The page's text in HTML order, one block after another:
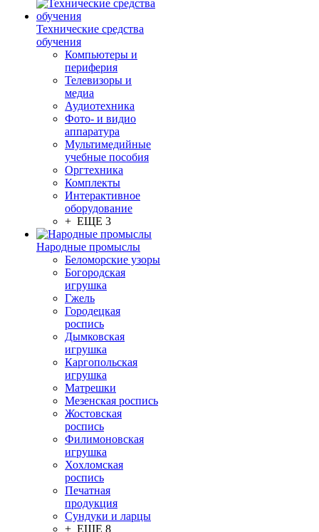
Технические средства
обучения
Компьютеры и
периферия
Телевизоры и
медиа
Аудиотехника
Фото- и видио
аппаратура
Мультимедийные
учебные пособия
Оргтехника
Комплекты
Интерактивное
оборудование
+ ЕЩЕ 3
Народные промыслы
Беломорские узоры
Богородская
игрушка
Гжель
Городецкая
роспись
Дымковская
игрушка
Каргопольская
игрушка
Матрешки
Мезенская роспись
Жостовская
роспись
Филимоновская
игрушка
Хохломская
роспись
Печатная
продукция
Сундуки и ларцы
+ ЕЩЕ 8